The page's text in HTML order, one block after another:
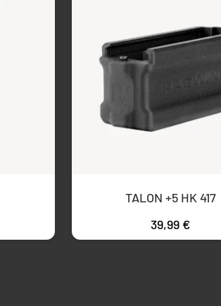
TALON +5 HK 417
39,99 €